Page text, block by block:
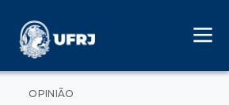
Categorias
OPINIÃO